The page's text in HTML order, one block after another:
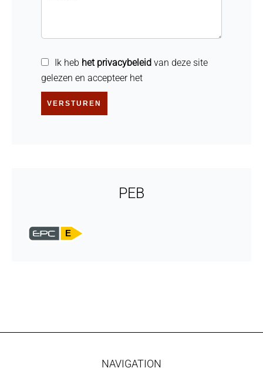
Ik heb het privacybeleid van deze site
gelezen en accepteer het
VERSTUREN
PEB
E
NAVIGATION